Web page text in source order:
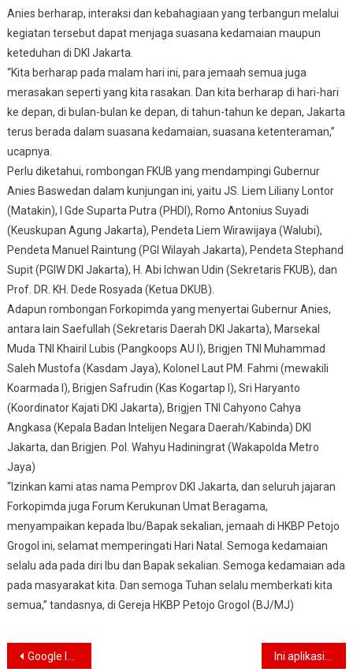
Anies berharap, interaksi dan kebahagiaan yang terbangun melalui
kegiatan tersebut dapat menjaga suasana kedamaian maupun
keteduhan di DKI Jakarta.
“Kita berharap pada malam hari ini, para jemaah semua juga
merasakan seperti yang kita rasakan. Dan kita berharap di hari-hari
ke depan, di bulan-bulan ke depan, di tahun-tahun ke depan, Jakarta
terus berada dalam suasana kedamaian, suasana ketenteraman,”
ucapnya.
Perlu diketahui, rombongan FKUB yang mendampingi Gubernur
Anies Baswedan dalam kunjungan ini, yaitu JS. Liem Liliany Lontor
(Matakin), I Gde Suparta Putra (PHDI), Romo Antonius Suyadi
(Keuskupan Agung Jakarta), Pendeta Liem Wirawijaya (Walubi),
Pendeta Manuel Raintung (PGI Wilayah Jakarta), Pendeta Stephand
Supit (PGIW DKI Jakarta), H. Abi Ichwan Udin (Sekretaris FKUB), dan
Prof. DR. KH. Dede Rosyada (Ketua DKUB).
Adapun rombongan Forkopimda yang menyertai Gubernur Anies,
antara lain Saefullah (Sekretaris Daerah DKI Jakarta), Marsekal
Muda TNI Khairil Lubis (Pangkoops AU I), Brigjen TNI Muhammad
Saleh Mustofa (Kasdam Jaya), Kolonel Laut PM. Fahmi (mewakili
Koarmada I), Brigjen Safrudin (Kas Kogartap I), Sri Haryanto
(Koordinator Kajati DKI Jakarta), Brigjen TNI Cahyono Cahya
Angkasa (Kepala Badan Intelijen Negara Daerah/Kabinda) DKI
Jakarta, dan Brigjen. Pol. Wahyu Hadiningrat (Wakapolda Metro
Jaya)
“Izinkan kami atas nama Pemprov DKI Jakarta, dan seluruh jajaran
Forkopimda juga Forum Kerukunan Umat Beragama,
menyampaikan kepada Ibu/Bapak sekalian, jemaah di HKBP Petojo
Grogol ini, selamat memperingati Hari Natal. Semoga kedamaian
selalu ada pada diri Ibu dan Bapak sekalian. Semoga kedamaian ada
pada masyarakat kita. Dan semoga Tuhan selalu memberkati kita
semua,” tandasnya, di Gereja HKBP Petojo Grogol (BJ/MJ)
Navigasi
Google lakukan uji coba fitur baru pada aplikasi Youtube